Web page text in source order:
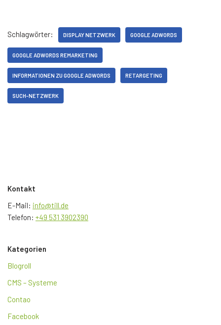
Schlagwörter: DISPLAY NETZWERK GOOGLE ADWORDS
GOOGLE ADWORDS REMARKETING
INFORMATIONEN ZU GOOGLE ADWORDS RETARGETING
SUCH-NETZWERK
Kontakt
E-Mail: info@till.de
Telefon: +49 531 3902390
Kategorien
Blogroll
CMS – Systeme
Contao
Facebook